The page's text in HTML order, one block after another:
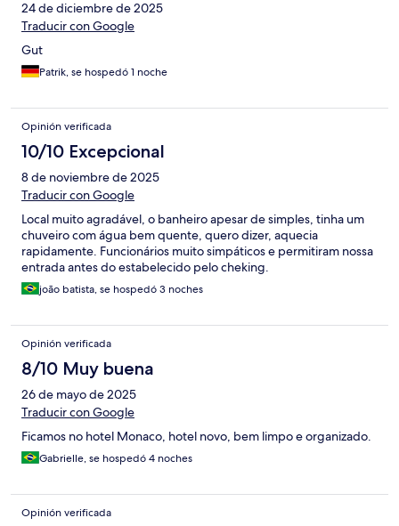
24 de diciembre de 2025
Traducir con Google
Gut
Patrik, se hospedó 1 noche
Opinión verificada
10/10 Excepcional
8 de noviembre de 2025
Traducir con Google
Local muito agradável, o banheiro apesar de simples, tinha um
chuveiro com água bem quente, quero dizer, aquecia
rapidamente. Funcionários muito simpáticos e permitiram nossa
entrada antes do estabelecido pelo cheking.
joão batista, se hospedó 3 noches
Opinión verificada
8/10 Muy buena
26 de mayo de 2025
Traducir con Google
Ficamos no hotel Monaco, hotel novo, bem limpo e organizado.
Gabrielle, se hospedó 4 noches
Opinión verificada